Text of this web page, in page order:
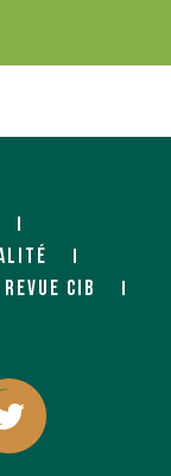
REVUE CIB